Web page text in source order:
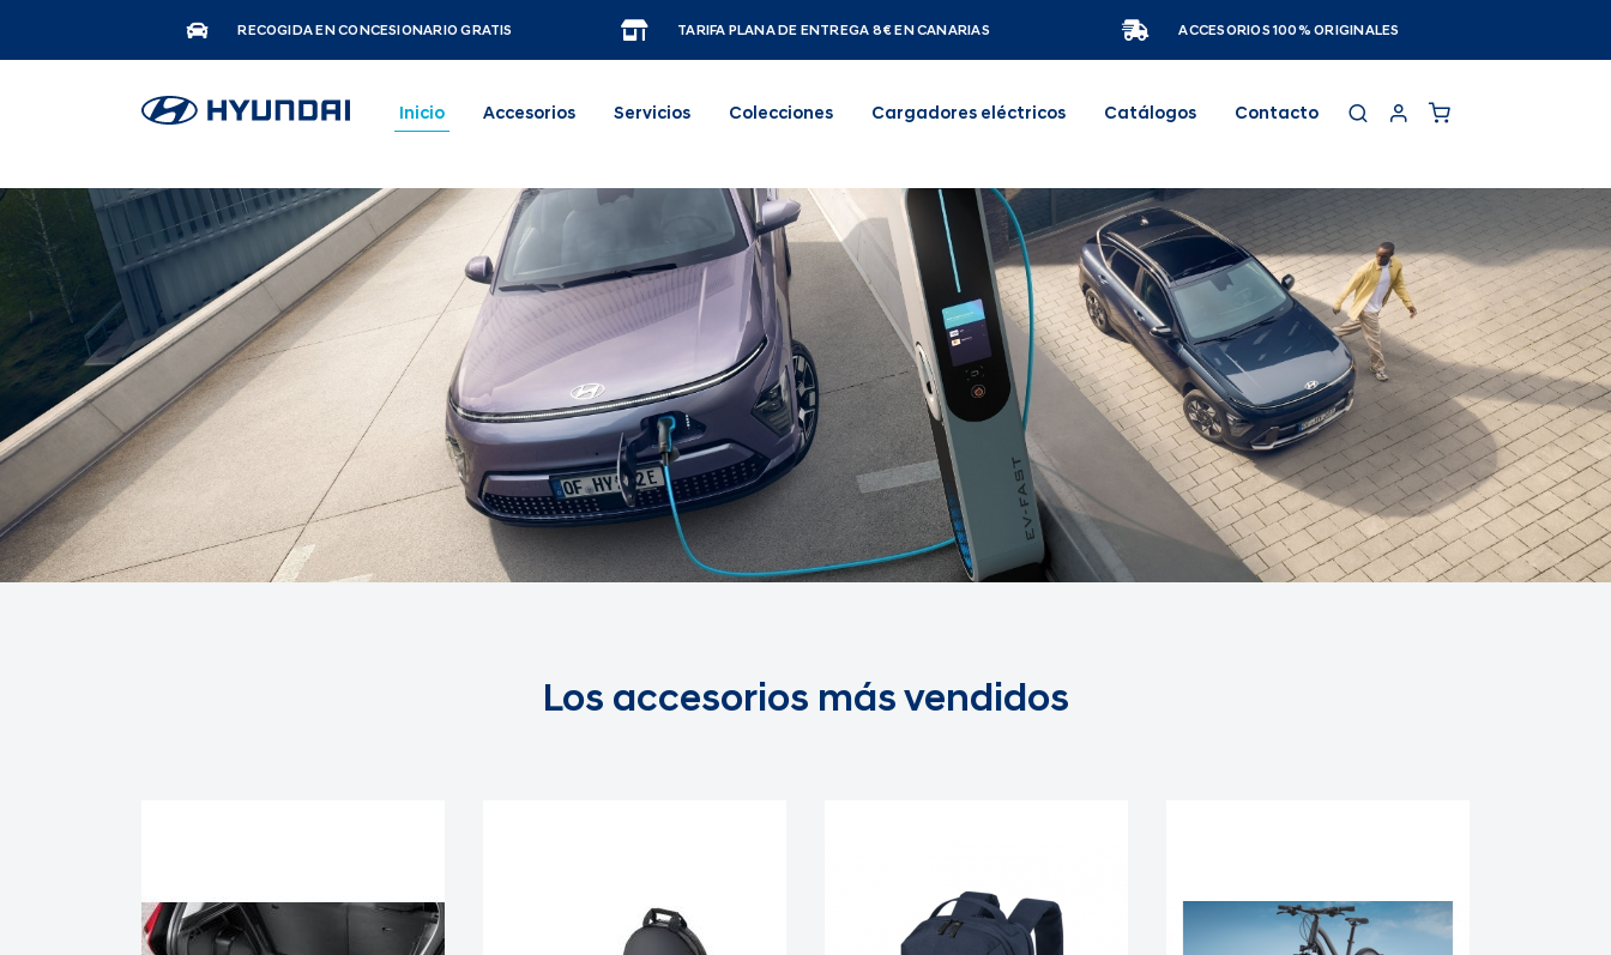
RECOGIDA EN CONCESIONARIO GRATIS TARIFA PLANA DE ENTREGA 8€ EN CANARIAS ACCESORIOS 100% ORIGINALES
Inicio Accesorios Servicios Colecciones Cargadores eléctricos Catálogos Contacto
Los accesorios más vendidos